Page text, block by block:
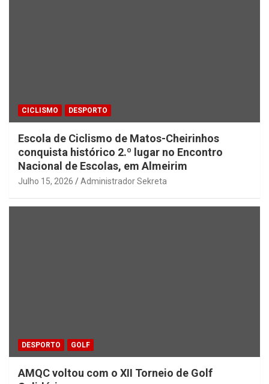
CICLISMO DESPORTO
Escola de Ciclismo de Matos-Cheirinhos
conquista histórico 2.º lugar no Encontro
Nacional de Escolas, em Almeirim
Julho 15, 2026 Administrador Sekreta
DESPORTO GOLF
AMQC voltou com o XII Torneio de Golf